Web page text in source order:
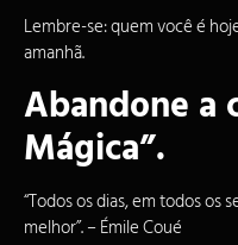
Lembre-se: quem você é
amanhã.
Abandone a
Mágica”.
“Todos os dias, em todos os
melhor”. – Émile Coué